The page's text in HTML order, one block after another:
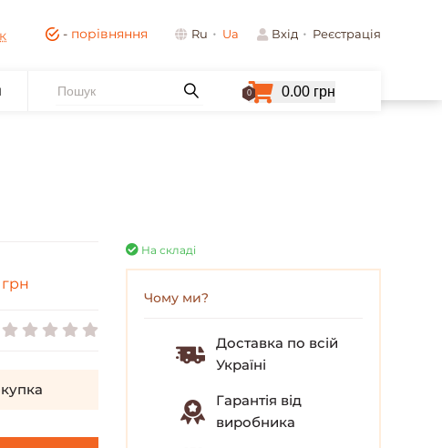
- порівняння Ru Ua Вхід Реєстрація
0 0.00 грн
грн
На складі
Чому ми?
Доставка по всій
Україні
Гарантія від
виробника